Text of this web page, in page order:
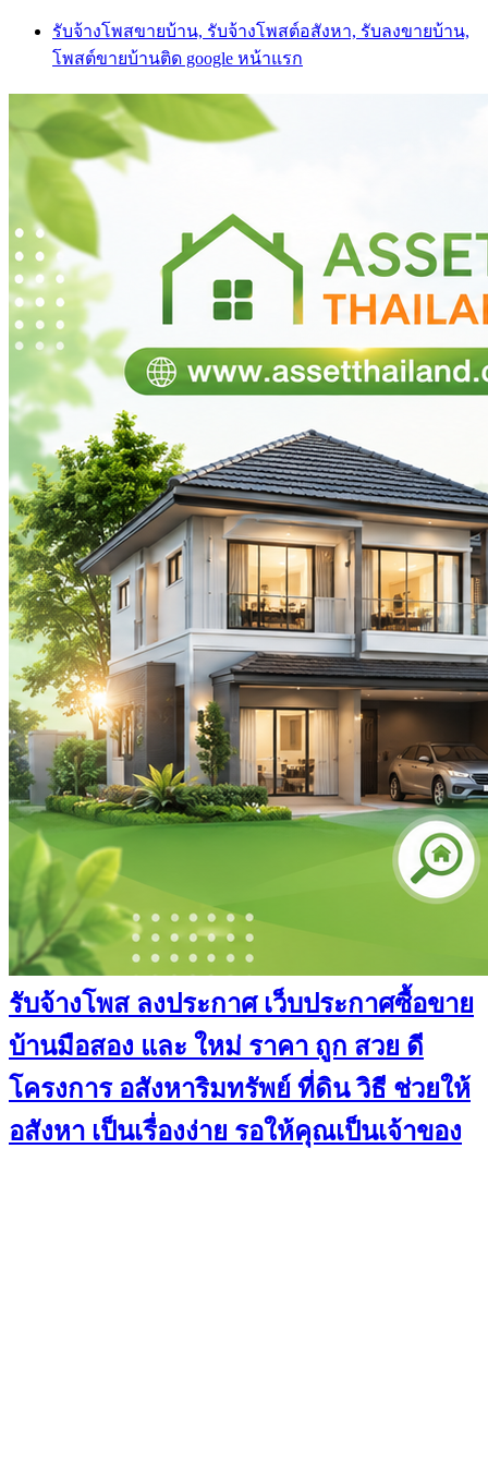
Skip
content
รับจ้างโพสขายบ้าน, รับจ้างโพสต์อสังหา, รับลงขายบ้าน,
โพสต์ขายบ้านติด google หน้าแรก
รับจ้างโพส ลงประกาศ เว็บประกาศซื้อขาย
บ้านมือสอง และ ใหม่ ราคา ถูก สวย ดี
โครงการ อสังหาริมทรัพย์ ที่ดิน วิธี ช่วยให้
อสังหา เป็นเรื่องง่าย รอให้คุณเป็นเจ้าของ